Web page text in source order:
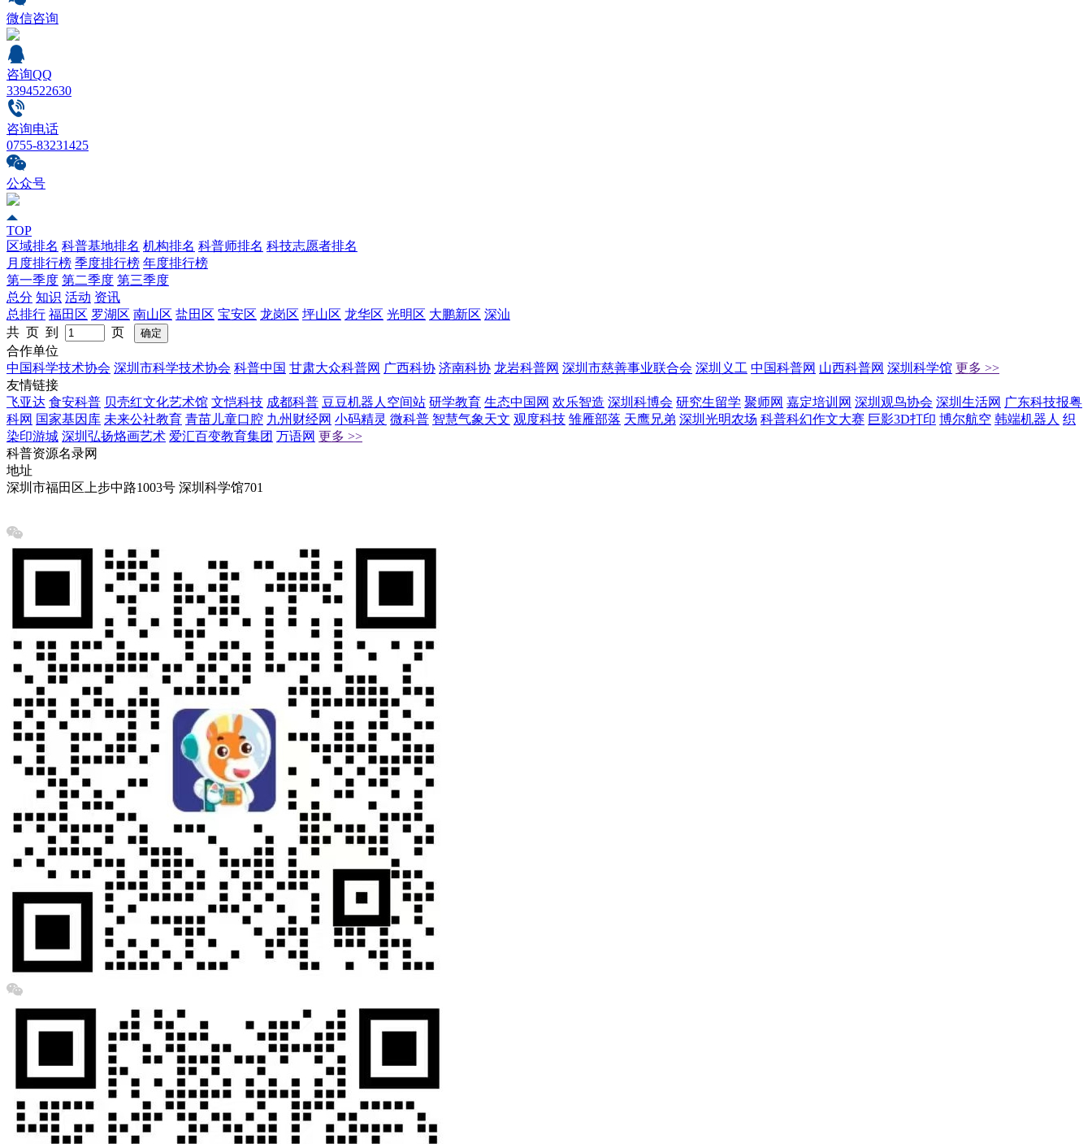
微信咨询
咨询QQ
3394522630
咨询电话
0755-83231425
公众号
TOP
区域排名 科普基地排名 机构排名 科普师排名 科技志愿者排名
月度排行榜 季度排行榜 年度排行榜
第一季度 第二季度 第三季度
总分 知识 活动 资讯
总排行 福田区 罗湖区 南山区 盐田区 宝安区 龙岗区 坪山区 龙华区 光明区 大鹏新区 深汕
共 页 到
页
合作单位
中国科学技术协会 深圳市科学技术协会 科普中国 甘肃大众科普网 广西科协 济南科协 龙岩科普网 深圳市慈善事业联合会 深圳义工 中国科普网 山西科普网 深圳科学馆 更多 >>
友情链接
飞亚达 食安科普 贝壳红文化艺术馆 文恺科技 成都科普 豆豆机器人空间站 研学教育 生态中国网 欢乐智造 深圳科博会 研究生留学 聚师网 嘉定培训网 深圳观鸟协会 深圳生活网 广东科技报粤
科网 国家基因库 未来公社教育 青苗儿童口腔 九州财经网 小码精灵 微科普 智慧气象天文 观度科技 雏雁部落 天鹰兄弟 深圳光明农场 科普科幻作文大赛 巨影3D打印 博尔航空 韩端机器人 织
染印游城 深圳弘扬烙画艺术 爱汇百变教育集团 万语网 更多 >>
科普资源名录网
地址
深圳市福田区上步中路1003号 深圳科学馆701